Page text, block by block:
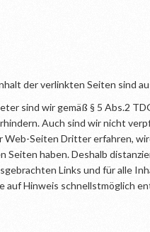
der verlinkten Seiten sind
sind wir gemäß § 5 Abs.2
Auch sind wir nicht
Seiten Dritter erfahren,
haben. Deshalb
Links und für alle
auf Hinweis schnellstmöglich